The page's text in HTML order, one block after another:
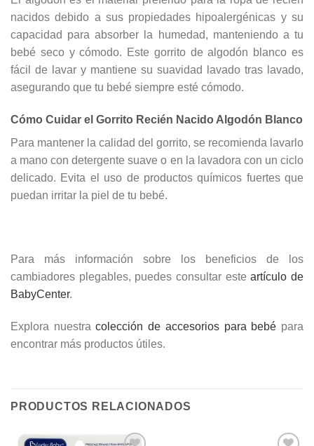
nacidos debido a sus propiedades hipoalergénicas y su
capacidad para absorber la humedad, manteniendo a tu
bebé seco y cómodo. Este gorrito de algodón blanco es
fácil de lavar y mantiene su suavidad lavado tras lavado,
asegurando que tu bebé siempre esté cómodo.
Cómo Cuidar el Gorrito Recién Nacido Algodón Blanco
Para mantener la calidad del gorrito, se recomienda lavarlo
a mano con detergente suave o en la lavadora con un ciclo
delicado. Evita el uso de productos químicos fuertes que
puedan irritar la piel de tu bebé.
Para más información sobre los beneficios de los
cambiadores plegables, puedes consultar esteartículo de
BabyCenter.
Explora nuestracolección de accesorios para bebé para
encontrar más productos útiles.
PRODUCTOS RELACIONADOS